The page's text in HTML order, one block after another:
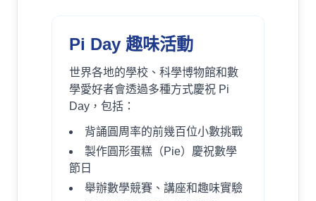
Pi Day 趣味活動
世界各地的學校、科學博物館和數
學愛好者會透過多種方式慶祝 Pi
Day，包括：
背誦圓周率的前幾百位小數挑戰
製作圓形蛋糕（Pie）慶祝數學
節日
舉辦數學競賽、講座和趣味實驗